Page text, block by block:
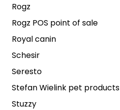
Rogz
Rogz POS point of sale
Royal canin
Schesir
Seresto
Stefan Wielink pet products
Stuzzy